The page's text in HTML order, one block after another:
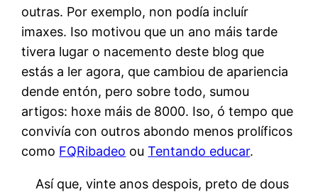
outras. Por exemplo, non podía incluír
imaxes. Iso motivou que un ano máis tarde
tivera lugar o nacemento deste blog que
estás a ler agora, que cambiou de apariencia
dende entón, pero sobre todo, sumou
artigos: hoxe máis de 8000. Iso, ó tempo que
convivía con outros abondo menos prolíficos
como FQRibadeo ouTentando educar.
Así que, vinte anos despois, preto de dous